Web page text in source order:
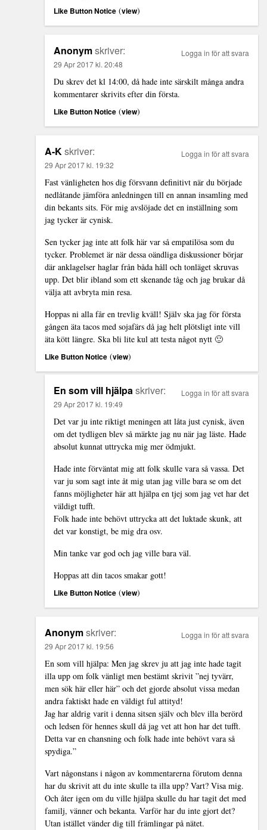
Like Button Notice (view)
Anonymskriver:
29 Apr 2017 kl. 20:48
Du skrev det kl 14:00, då hade inte särskilt många andra
kommentarer skrivits efter din första.
Like Button Notice (view)
Logga in för att svara
A-Kskriver:
29 Apr 2017 kl. 19:32
Fast vänligheten hos dig försvann definitivt när du började
nedlåtande jämföra anledningen till en annan insamling med
din bekants sits. För mig avslöjade det en inställning som
jag tycker är cynisk.
Sen tycker jag inte att folk här var så empatilösa som du
tycker. Problemet är när dessa oändliga diskussioner börjar
där anklagelser haglar från båda håll och tonläget skruvas
upp. Det blir ibland som ett skenande tåg och jag brukar då
välja att avbryta min resa.
Hoppas ni alla får en trevlig kväll! Själv ska jag för första
gången äta tacos med sojafärs då jag helt plötsligt inte vill
äta kött längre. Ska bli lite kul att testa något nytt 🙂
Like Button Notice (view)
Logga in för att svara
En som vill hjälpaskriver:
29 Apr 2017 kl. 19:49
Det var ju inte riktigt meningen att låta just cynisk, även
om det tydligen blev så märkte jag nu när jag läste. Hade
absolut kunnat uttrycka mig mer ödmjukt.
Hade inte förväntat mig att folk skulle vara så vassa. Det
var ju som sagt inte åt mig utan jag ville bara se om det
fanns möjligheter här att hjälpa en tjej som jag vet har det
väldigt tufft.
Folk hade inte behövt uttrycka att det luktade skunk, att
det var konstigt, be mig dra osv.
Min tanke var god och jag ville bara väl.
Hoppas att din tacos smakar gott!
Like Button Notice (view)
Logga in för att svara
Anonymskriver:
29 Apr 2017 kl. 19:56
En som vill hjälpa: Men jag skrev ju att jag inte hade tagit
illa upp om folk vänligt men bestämt skrivit ”nej tyvärr,
men sök här eller här” och det gjorde absolut vissa medan
andra faktiskt hade en väldigt ful attityd!
Jag har aldrig varit i denna sitsen själv och blev illa berörd
och ledsen för hennes skull då jag vet att hon har det tufft.
Detta var en chansning och folk hade inte behövt vara så
spydiga.”
Vart någonstans i någon av kommentarerna förutom denna
har du skrivit att du inte skulle ta illa upp? Vart? Visa mig.
Och åter igen om du ville hjälpa skulle du har tagit det med
familj, vänner och bekanta. Varför har du inte gjort det?
Utan istället vänder dig till främlingar på nätet.
Logga in för att svara